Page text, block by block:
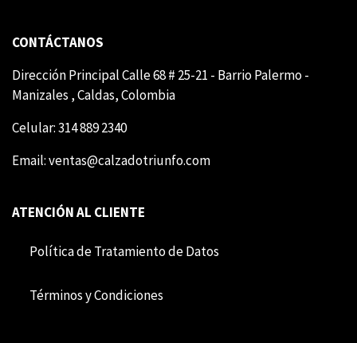
CONTÁCTANOS
Dirección Principal Calle 68 # 25-21 - Barrio Palermo -
Manizales , Caldas, Colombia
Celular: 314 889 2340
Email:ventas@calzadotriunfo.com
ATENCIÓN AL CLIENTE
Política de Tratamiento de Datos
Término​​s y Condiciones